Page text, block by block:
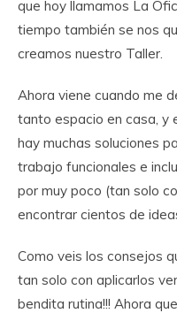
que hoy llamamos La
tiempo también se nos
creamos nuestro Taller.
Ahora viene cuando me
tanto espacio en casa, y
hay muchas soluciones
trabajo funcionales e
por muy poco (tan solo
encontrar cientos de
Como veis los consejos
tan solo con aplicarlos
bendita rutina!!! Ahora